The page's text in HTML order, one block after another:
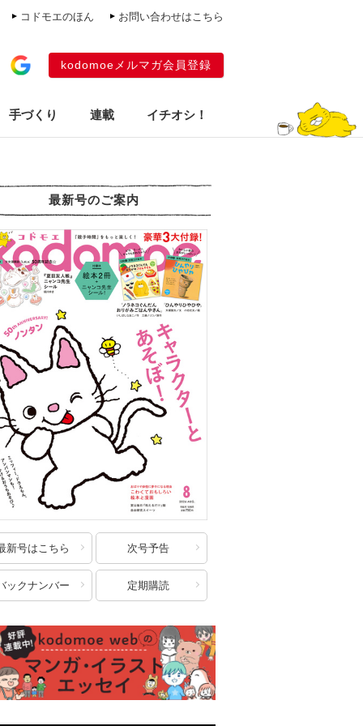
コドモエのほん お問い合わせはこちら
kodomoeメルマガ会員登録
手づくり 連載 イチオシ！
最新号のご案内
新号はこちら 次号予告
ックナンバー 定期購読